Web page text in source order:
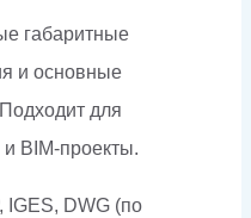
габаритные
и основные
для
BIM-проекты.
DWG (по